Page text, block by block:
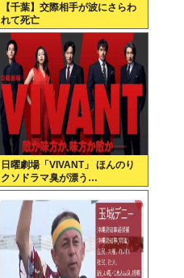
【千葉】交際相手が波にさらわ
れて死亡
日曜劇場「VIVANT」 ほんのり
クソドラマ臭が漂う…